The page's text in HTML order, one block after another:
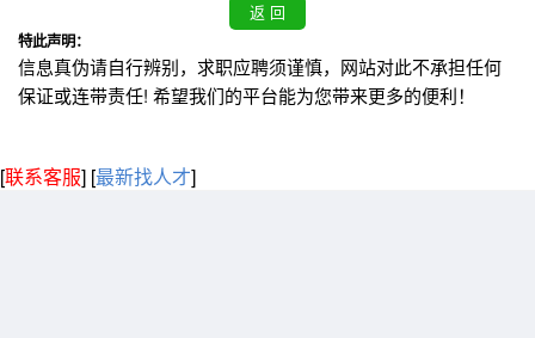
特此声明：
信息真伪请自行辨别，求职应聘须谨慎，网站对此不承担任何
保证或连带责任! 希望我们的平台能为您带来更多的便利！
[联系客服] [最新找人才]